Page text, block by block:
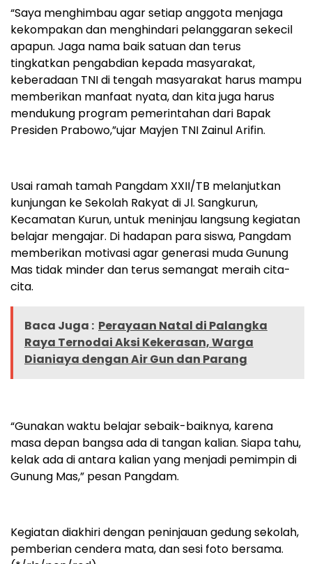
“Saya menghimbau agar setiap anggota menjaga
kekompakan dan menghindari pelanggaran sekecil
apapun. Jaga nama baik satuan dan terus
tingkatkan pengabdian kepada masyarakat,
keberadaan TNI di tengah masyarakat harus mampu
memberikan manfaat nyata, dan kita juga harus
mendukung program pemerintahan dari Bapak
Presiden Prabowo,”ujar Mayjen TNI Zainul Arifin.
Usai ramah tamah Pangdam XXII/TB melanjutkan
kunjungan ke Sekolah Rakyat di Jl. Sangkurun,
Kecamatan Kurun, untuk meninjau langsung kegiatan
belajar mengajar. Di hadapan para siswa, Pangdam
memberikan motivasi agar generasi muda Gunung
Mas tidak minder dan terus semangat meraih cita-
cita.
Baca Juga : Perayaan Natal di Palangka
Raya Ternodai Aksi Kekerasan, Warga
Dianiaya dengan Air Gun dan Parang
“Gunakan waktu belajar sebaik-baiknya, karena
masa depan bangsa ada di tangan kalian. Siapa tahu,
kelak ada di antara kalian yang menjadi pemimpin di
Gunung Mas,” pesan Pangdam.
Kegiatan diakhiri dengan peninjauan gedung sekolah,
pemberian cendera mata, dan sesi foto bersama.